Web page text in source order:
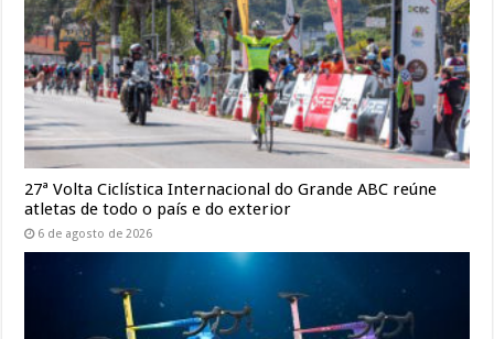
27ª Volta Ciclística Internacional do Grande ABC reúne
atletas de todo o país e do exterior
6 de agosto de 2026